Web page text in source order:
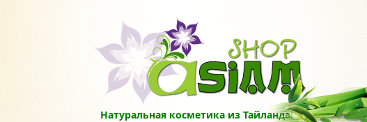
Натуральная косметика из Тайланда!